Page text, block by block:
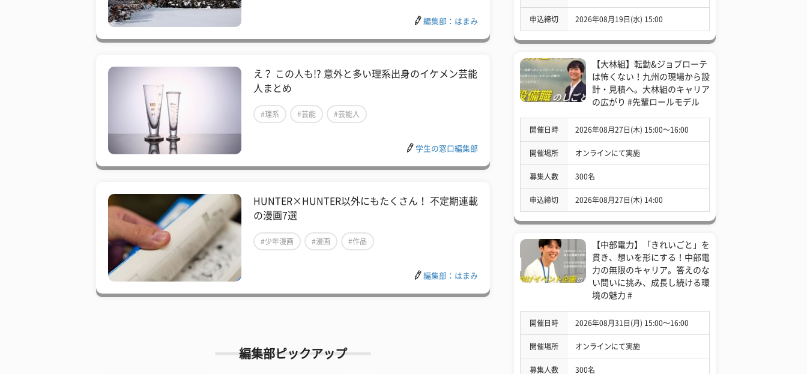
編集部：はまみ
え？ この人も!? 意外と多い理系出身のイケメン芸能
人まとめ
#理系 #芸能 #芸能人
学生の窓口編集部
HUNTER×HUNTER以外にもたくさん！ 不定期連載
の漫画7選
#少年漫画 #漫画 #作品
編集部：はまみ
編集部ピックアップ
申込締切 2026年08月19日(水) 15:00
【大林組】転勤&ジョブローテ
は怖くない！九州の現場から設
計・見積へ。大林組のキャリア
の広がり #先輩ロールモデル
開催日時 2026年08月27日(木) 15:00〜16:00
開催場所 オンラインにて実施
募集人数 300名
申込締切 2026年08月27日(木) 14:00
【中部電力】「きれいごと」を
貫き、想いを形にする！中部電
力の無限のキャリア。答えのな
い問いに挑み、成長し続ける環
境の魅力 #
開催日時 2026年08月31日(月) 15:00〜16:00
開催場所 オンラインにて実施
募集人数 300名